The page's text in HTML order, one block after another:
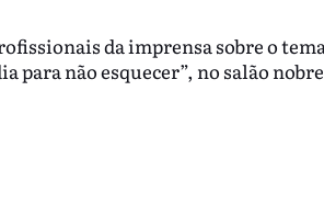
da imprensa sobre o
para não esquecer”, no salão